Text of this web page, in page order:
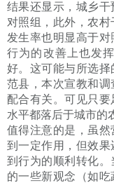
结果还显示，城乡
对照组，此外，农
发生率也明显高于
行为的改善上也发
好。这可能与所选
范县，本次宣教和
配合有关。可见只
水平都落后于城市的
值得注意的是，虽
到一定作用，但效
到行为的顺利转化
的一些新观念（如